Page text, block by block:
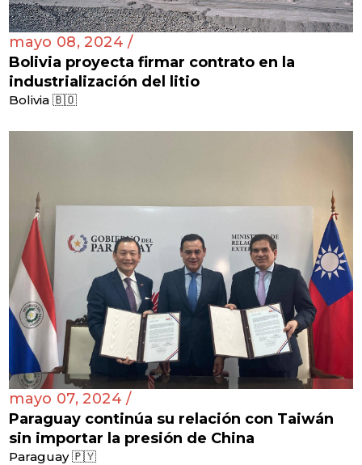
mayo 08, 2024 /
Bolivia proyecta firmar contrato en la
industrialización del litio
Bolivia 🇧🇴
mayo 07, 2024 /
Paraguay continúa su relación con Taiwán
sin importar la presión de China
Paraguay 🇵🇾